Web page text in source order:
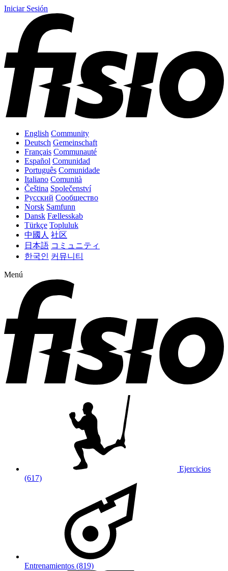
Iniciar Sesión
English Community
Deutsch Gemeinschaft
Français Communauté
Español Comunidad
Português Comunidade
Italiano Comunità
Čeština Společenství
Русский Сообщество
Norsk Samfunn
Dansk Fællesskab
Türkçe Topluluk
中國人 社区
日本語 コミュニティ
한국인 커뮤니티
Menú
Ejercicios
(617)
Entrenamientos (819)